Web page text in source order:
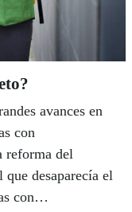
avances en
con
reforma del
desaparecía el
con